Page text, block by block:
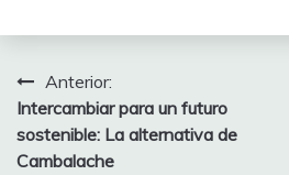
Navegación
de
entradas
Anterior:
Intercambiar para un futuro
sostenible: La alternativa de
Cambalache